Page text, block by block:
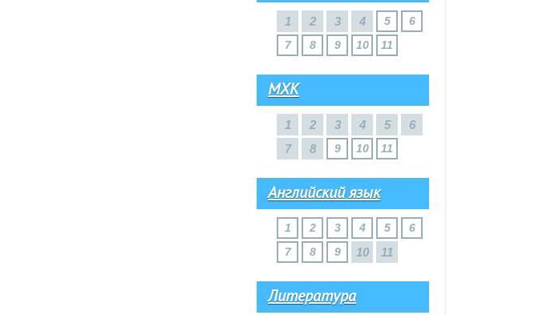
1 2 3 4 5
6
7
8 9 10 11
МХК
1 2 3 4 5
6
7
8 9 10 11
Английский язык
1 2 3 4 5
6
7
8 9 10 11
Литература